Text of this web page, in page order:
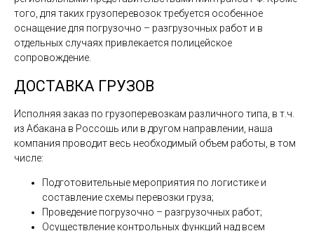
того, для таких грузоперевозок требуется особенное
оснащение для погрузочно – разгрузочных работ и в
отдельных случаях привлекается полицейское
сопровождение.
ДОСТАВКА ГРУЗОВ
Исполняя заказ по грузоперевозкам различного типа, в т.ч.
из Абакана в Россошь или в другом направлении, наша
компания проводит весь необходимый объем работы, в том
числе:
Подготовительные мероприятия по логистике и
составление схемы перевозки груза;
Проведение погрузочно – разгрузочных работ;
Осуществление контрольных функций над всем